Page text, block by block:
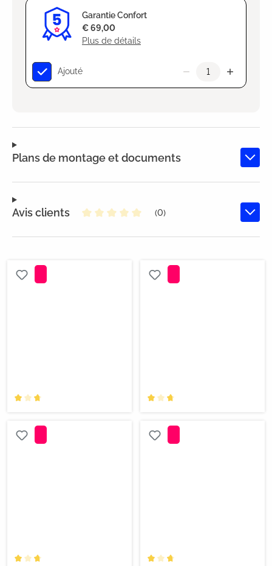
Garantie Confort
Plus de détails
€ 69,00
Ajouté
Plans de montage et documents
Avis clients
(0)